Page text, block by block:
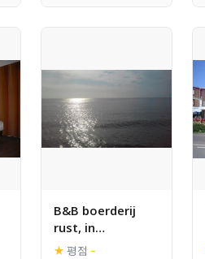
B&B boerderij
rust, in
pipowagens!
★ 평점 –